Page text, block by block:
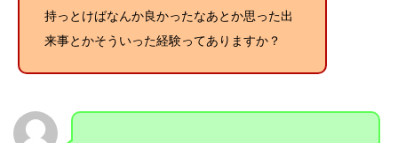
持っとけばなんか良かったなあとか思った出
来事とかそういった経験ってありますか？